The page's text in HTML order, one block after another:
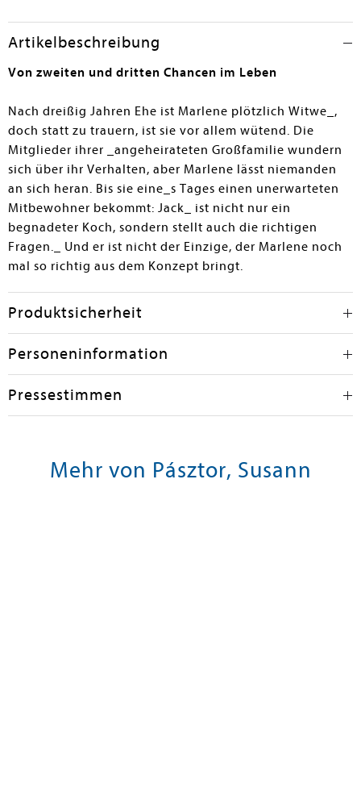
mit Jack und ihrer Ärztin Ida beschließt Marlene, einen
Roadtrip zu unternehmen. Ihr Ziel ist Wien, der
Vergangenheit stellen, sie bekommt auch die Chance,
ihren Sterbewunsch zu überdenken und neue
Perspektiven für ihr Leben zu finden. Es ist grandios,
wie die Autorin es schafft, ernste Themen durch
Marlenes gezeigter, aber nur teilweise gefühlter,
Distanz zu den Dingen mit Leichtigkeit zu erzählen,
ohne sie zu verharmlosen. – Gerne für alle Bestände
empfohlen.
Artikelbeschreibung
Von zweiten und dritten Chancen im Leben
Nach dreißig Jahren Ehe ist Marlene plötzlich Witwe_,
doch statt zu trauern, ist sie vor allem wütend. Die
Mitglieder ihrer _angeheirateten Großfamilie wundern
sich über ihr Verhalten, aber Marlene lässt niemanden
an sich heran. Bis sie eine_s Tages einen unerwarteten
Mitbewohner bekommt: Jack_ ist nicht nur ein
begnadeter Koch, sondern stellt auch die richtigen
Fragen._ Und er ist nicht der Einzige, der Marlene noch
mal so richtig aus dem Konzept bringt.
Produktsicherheit
Personeninformation
Pressestimmen
Mehr von Pásztor, Susann